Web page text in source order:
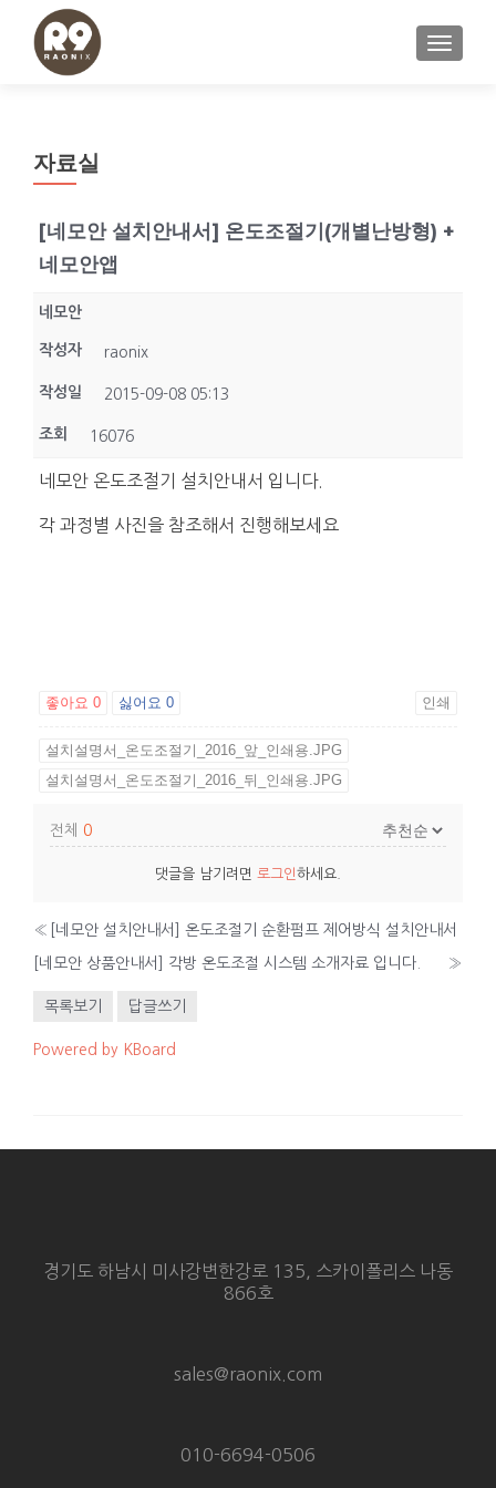
내비게
자료실
[네모안 설치안내서] 온도조절기(개별난방형) +
네모안앱
네모안
작성자 raonix
작성일 2015-09-08 05:13
조회 16076
네모안 온도조절기 설치안내서 입니다.
각 과정별 사진을 참조해서 진행해보세요
좋아요 0 싫어요 0 인쇄
설치설명서_온도조절기_2016_앞_인쇄용.JPG
설치설명서_온도조절기_2016_뒤_인쇄용.JPG
전체 0
댓글을 남기려면 로그인하세요.
« [네모안 설치안내서] 온도조절기 순환펌프 제어방식 설치안내서
[네모안 상품안내서] 각방 온도조절 시스템 소개자료 입니다. »
목록보기 답글쓰기
Powered by KBoard
경기도 하남시 미사강변한강로 135, 스카이폴리스 나동
866호
sales@raonix.com
010-6694-0506